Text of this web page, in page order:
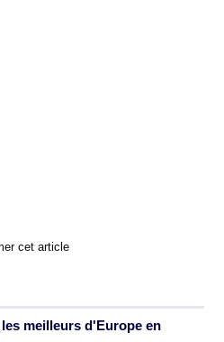
cet article
meilleurs d'Europe en